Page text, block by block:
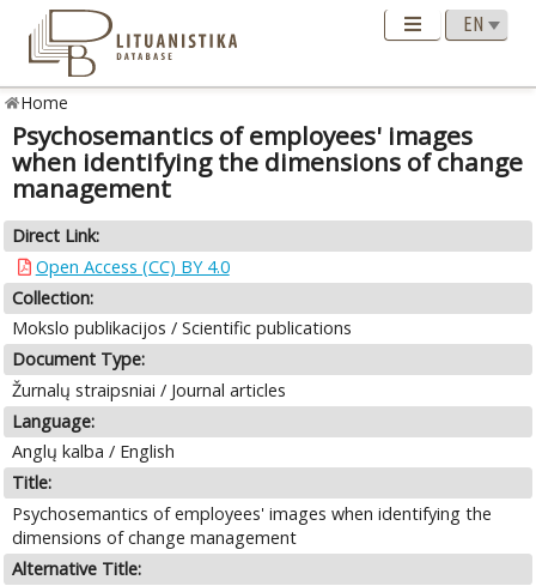
Home
Psychosemantics of employees' images
when identifying the dimensions of change
management
Direct Link:
Open Access (CC) BY 4.0
Collection:
Mokslo publikacijos / Scientific publications
Document Type:
Žurnalų straipsniai / Journal articles
Language:
Anglų kalba / English
Title:
Psychosemantics of employees' images when identifying the
dimensions of change management
Alternative Title: